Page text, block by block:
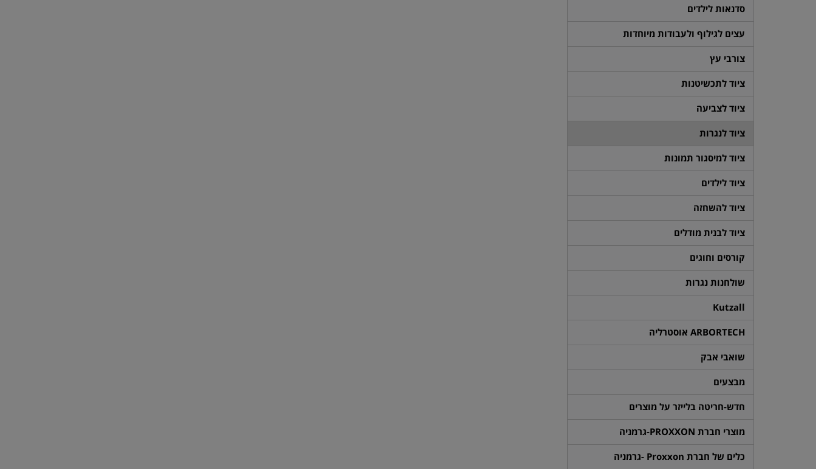
סדנאות לילדים
עצים לגילוף ולעבודות מיוחדות
צורבי עץ
ציוד לתכשיטנות
ציוד לצביעה
ציוד לנגרות
ציוד למיסגור תמונות
ציוד לילדים
ציוד להשחזה
ציוד לבנית מודלים
קורסים וחוגים
שולחנות נגרות
Kutzall
ARBORTECH אוסטרליה
שואבי אבק
מבצעים
חדש-חריטה בלייזר על מוצרים
מוצרי חברת PROXXON-גרמניה
כלים של חברת Proxxon -גרמניה